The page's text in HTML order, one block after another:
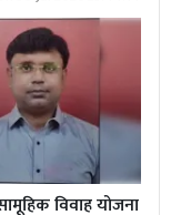
मिश्रा, राजेन्द्र
तिवारी व अन्य
विवाह योजना